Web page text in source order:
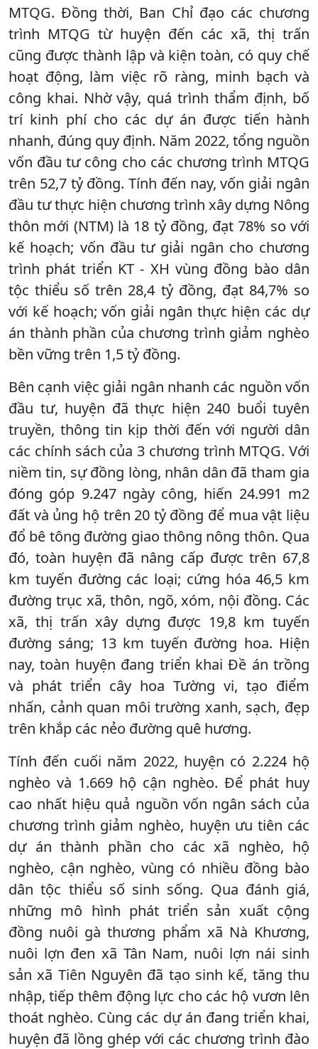
MTQG. Đồng thời, Ban Chỉ đạo các chương
trình MTQG từ huyện đến các xã, thị trấn
cũng được thành lập và kiện toàn, có quy chế
hoạt động, làm việc rõ ràng, minh bạch và
công khai. Nhờ vậy, quá trình thẩm định, bố
trí kinh phí cho các dự án được tiến hành
nhanh, đúng quy định. Năm 2022, tổng nguồn
vốn đầu tư công cho các chương trình MTQG
trên 52,7 tỷ đồng. Tính đến nay, vốn giải ngân
đầu tư thực hiện chương trình xây dựng Nông
thôn mới (NTM) là 18 tỷ đồng, đạt 78% so với
kế hoạch; vốn đầu tư giải ngân cho chương
trình phát triển KT - XH vùng đồng bào dân
tộc thiểu số trên 28,4 tỷ đồng, đạt 84,7% so
với kế hoạch; vốn giải ngân thực hiện các dự
án thành phần của chương trình giảm nghèo
bền vững trên 1,5 tỷ đồng.
Bên cạnh việc giải ngân nhanh các nguồn vốn
đầu tư, huyện đã thực hiện 240 buổi tuyên
truyền, thông tin kịp thời đến với người dân
các chính sách của 3 chương trình MTQG. Với
niềm tin, sự đồng lòng, nhân dân đã tham gia
đóng góp 9.247 ngày công, hiến 24.991 m2
đất và ủng hộ trên 20 tỷ đồng để mua vật liệu
đổ bê tông đường giao thông nông thôn. Qua
đó, toàn huyện đã nâng cấp được trên 67,8
km tuyến đường các loại; cứng hóa 46,5 km
đường trục xã, thôn, ngõ, xóm, nội đồng. Các
xã, thị trấn xây dựng được 19,8 km tuyến
đường sáng; 13 km tuyến đường hoa. Hiện
nay, toàn huyện đang triển khai Đề án trồng
và phát triển cây hoa Tường vi, tạo điểm
nhấn, cảnh quan môi trường xanh, sạch, đẹp
trên khắp các nẻo đường quê hương.
Tính đến cuối năm 2022, huyện có 2.224 hộ
nghèo và 1.669 hộ cận nghèo. Để phát huy
cao nhất hiệu quả nguồn vốn ngân sách của
chương trình giảm nghèo, huyện ưu tiên các
dự án thành phần cho các xã nghèo, hộ
nghèo, cận nghèo, vùng có nhiều đồng bào
dân tộc thiểu số sinh sống. Qua đánh giá,
những mô hình phát triển sản xuất cộng
đồng nuôi gà thương phẩm xã Nà Khương,
nuôi lợn đen xã Tân Nam, nuôi lợn nái sinh
sản xã Tiên Nguyên đã tạo sinh kế, tăng thu
nhập, tiếp thêm động lực cho các hộ vươn lên
thoát nghèo. Cùng các dự án đang triển khai,
huyện đã lồng ghép với các chương trình đào